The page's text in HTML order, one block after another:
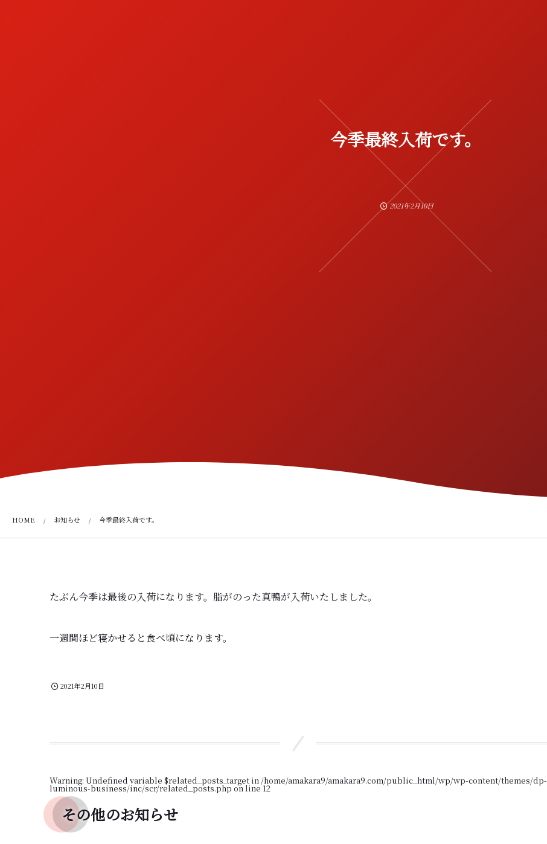
今季最終入荷です。
2021年2月10日
HOME お知らせ 今季最終入荷です。
たぶん今季は最後の入荷になります。脂がのった真鴨が入荷いたしました。
一週間ほど寝かせると食べ頃になります。
2021年2月10日
Warning: Undefined variable $related_posts_target in /home/amakara9/amakara9.com/public_html/wp/wp-content/themes/dp-
luminous-business/inc/scr/related_posts.php on line12
その他のお知らせ